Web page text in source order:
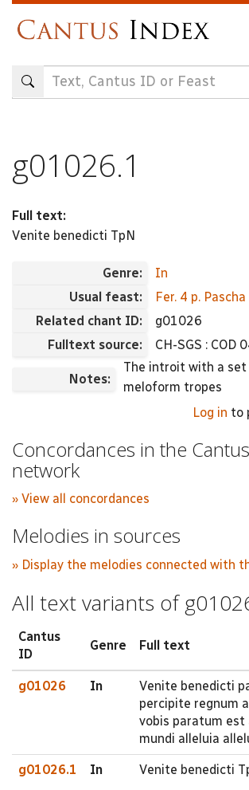
content
g01026.1
Full text:
Venite benedicti TpN
Genre:
In
Usual feast:
Fer. 4 p. Pascha
Related chant ID:
g01026
Fulltext source:
CH-SGS : COD
Notes:
The introit with a set
meloform tropes
Log in to
Concordances in the
network
» View all concordances
Melodies in sources
» Display the melodies connected with
All text variants of
Cantus
ID
Genre Full text
g01026 In
Venite benedicti
percipite regnum
vobis paratum est
mundi alleluia
g01026.1 In Venite benedicti